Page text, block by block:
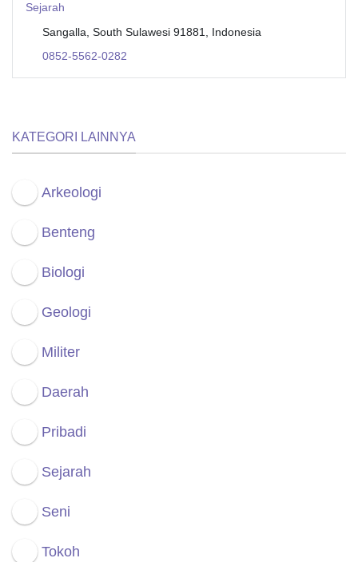
Sejarah
Sangalla, South Sulawesi 91881, Indonesia
0852-5562-0282
KATEGORI LAINNYA
Arkeologi
Benteng
Biologi
Geologi
Militer
Daerah
Pribadi
Sejarah
Seni
Tokoh